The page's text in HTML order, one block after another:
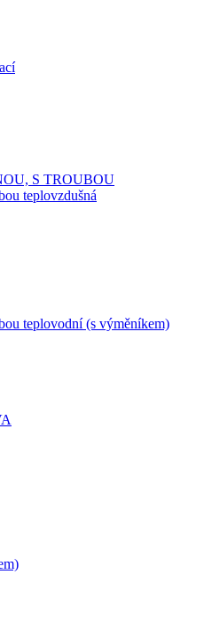
S TROUBOU
teplovzdušná
teplovodní (s výměníkem)